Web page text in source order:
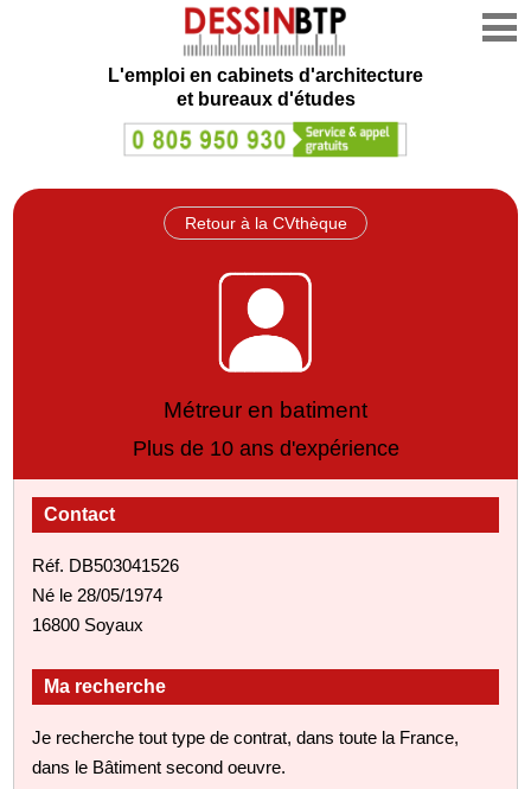
L'emploi en cabinets d'architecture
et bureaux d'études
Retour à la CVthèque
Métreur en batiment
Plus de 10 ans d'expérience
Contact
Réf. DB503041526
Né le 28/05/1974
16800 Soyaux
Ma recherche
Je recherche tout type de contrat, dans toute la France,
dans le Bâtiment second oeuvre.